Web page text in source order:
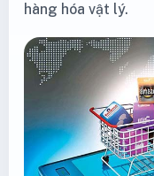
hàng hóa vật lý.